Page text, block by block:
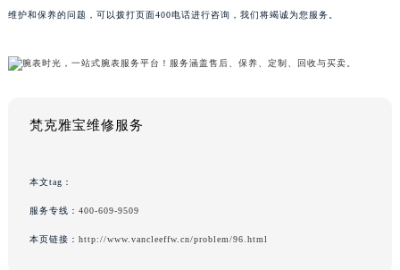
维护和保养的问题，可以拨打页面400电话进行咨询，我们将竭诚为您服务。
梵克雅宝维修服务
本文tag：
服务专线： 400-609-9509
本页链接： http://www.vancleeffw.cn/problem/96.html